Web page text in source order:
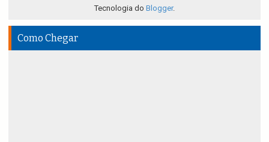
Tecnologia do Blogger.
Como Chegar